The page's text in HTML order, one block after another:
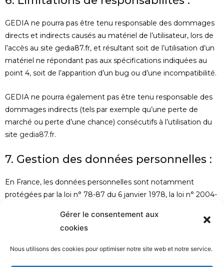
Gérer le consentement aux
cookies
Nous utilisons des cookies pour optimiser notre site web et notre service.
GEDIA ne pourra pas être tenu responsable des dommages
directs et indirects causés au matériel de l’utilisateur, lors de
l’accès au site gedia87.fr, et résultant soit de l’utilisation d’un
matériel ne répondant pas aux spécifications indiquées au
point 4, soit de l’apparition d’un bug ou d’une incompatibilité.
GEDIA ne pourra également pas être tenu responsable des
dommages indirects (tels par exemple qu’une perte de
marché ou perte d’une chance) consécutifs à l’utilisation du
site gedia87.fr.
7. Gestion des données personnelles :
En France, les données personnelles sont notamment
protégées par la loi n° 78-87 du 6 janvier 1978, la loi n° 2004-
Directive Européenne du 24 octobre 1995.